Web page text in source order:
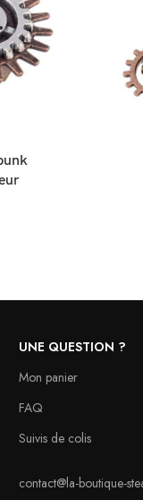
UNE QUESTION ?
Mon panier
FAQ
Suivis de colis
contact@la-boutique-